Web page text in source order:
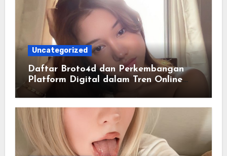
Uncategorized
Daftar Broto4d dan Perkembangan
Platform Digital dalam Tren Online
Masa Kini